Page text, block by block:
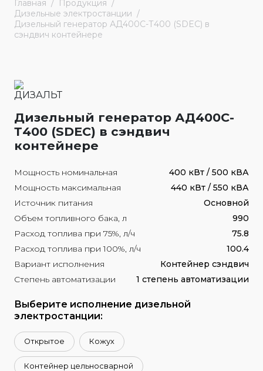
Главная
Продукция
Дизельные электростанции
Дизельный генератор АД400С-Т400 (SDEC) в
сэндвич контейнере
Дизельный генератор АД400С-
Т400 (SDEC) в сэндвич
контейнере
Мощность номинальная
400 кВт / 500 кВА
Мощность максимальная
440 кВт / 550 кВА
Источник питания
Основной
Объем топливного бака, л
990
Расход топлива при 75%, л/ч
75.8
Расход топлива при 100%, л/ч
100.4
Вариант исполнения
Контейнер сэндвич
Степень автоматизации
1 степень автоматизации
Выберите исполнение дизельной
электростанции:
Открытое Кожух
Контейнер цельносварной